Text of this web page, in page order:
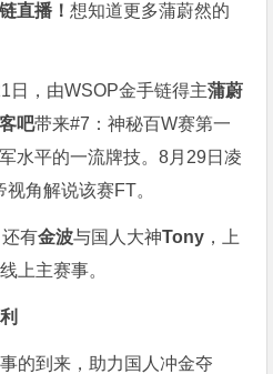
直播 ！想知道更多蒲蔚然的
日， 由WSOP金手链得主蒲蔚
吧带来#7：神秘百W赛第一
水平的一流牌技。8月29日凌
视角解说该赛FT。
有金波与国人大神Tony ，上
上主赛事。
的到来，助力国人冲金夺